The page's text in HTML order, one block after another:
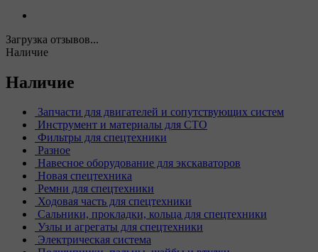
Загрузка отзывов...
Наличие
Наличие
Запчасти для двигателей и сопутствующих систем
Инструмент и материалы для СТО
Фильтры для спецтехники
Разное
Навесное оборудование для экскаваторов
Новая спецтехника
Ремни для спецтехники
Ходовая часть для спецтехники
Сальники, прокладки, кольца для спецтехники
Узлы и агрегаты для спецтехники
Электрическая система